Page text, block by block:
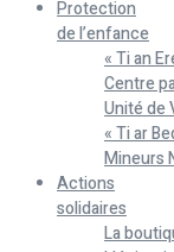
Protection
de l’enfance
« Ti an
Centre
Unité de
« Ti ar
Mineurs
Actions
solidaires
La